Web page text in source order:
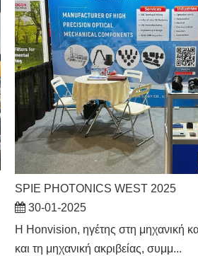
SPIE PHOTONICS WEST 2025
30-01-2025
​Η Honvision, ηγέτης στη μηχανική
και τη μηχανική ακριβείας, συμμ...